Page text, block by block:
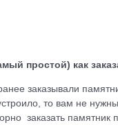
простой) как
заказывали
то вам не
заказать памятник